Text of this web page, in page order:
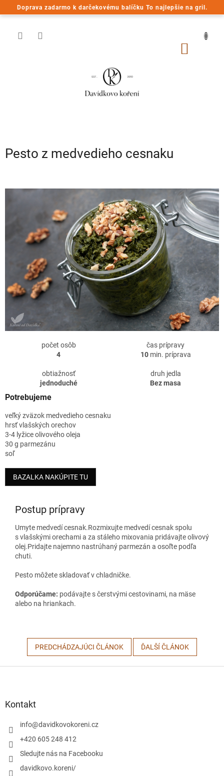
Doprava zadarmo k darčekovému balíčku To najlepšie na gril.
Prejsť
na
Pesto z medvedieho cesnaku
počet osôb
4
čas prípravy
10min. príprava
obtiažnosť
jednoduché
druh jedla
Bez masa
Potrebujeme
veľký zväzok medvedieho cesnaku
hrsť vlašských orechov
3-4 lyžice olivového oleja
30 g parmezánu
soľ
BAZALKA NAKÚPITE TU
Postup prípravy
Umyte medvedí cesnak.Rozmixujte medvedí cesnak spolu
s vlašskými orechami a za stáleho mixovania pridávajte olivový
olej.Pridajte najemno nastrúhaný parmezán a osoľte podľa
chuti.
Pesto môžete skladovať v chladničke.
Odporúčame: podávajte s čerstvými cestovinami, na mäse
alebo na hriankach.
PREDCHÁDZAJÚCI ČLÁNOK ĎALŠÍ ČLÁNOK
Kontakt
info@davidkovokoreni.cz
+420 605 248 412
Sledujte nás na Facebooku
davidkovo.koreni/